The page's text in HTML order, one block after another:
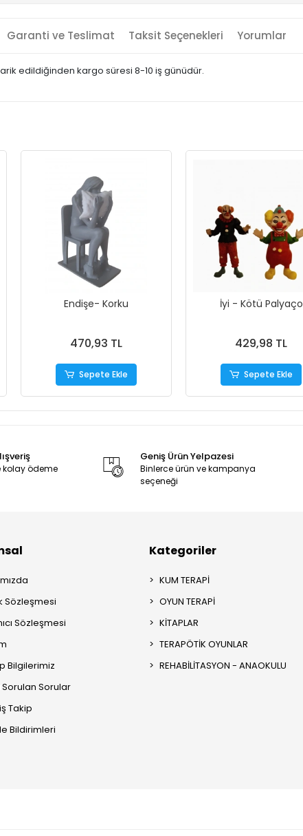
Garanti ve Teslimat Taksit Seçenekleri Yorumlar
edildiğinden kargo süresi 8-10 iş günüdür.
Endişe- Korku
470,93 TL
Sepete Ekle
İyi - Kötü Palyaço
429,98 TL
Sepete Ekle
kolay ödeme
Geniş Ürün Yelpazesi
Binlerce ürün ve kampanya
seçeneği
Sözleşmesi
Sözleşmesi
Bilgilerimiz
Sorulan Sorular
Takip
Bildirimleri
Kategoriler
KUM TERAPİ
OYUN TERAPİ
KİTAPLAR
TERAPÖTİK OYUNLAR
REHABİLİTASYON - ANAOKULU